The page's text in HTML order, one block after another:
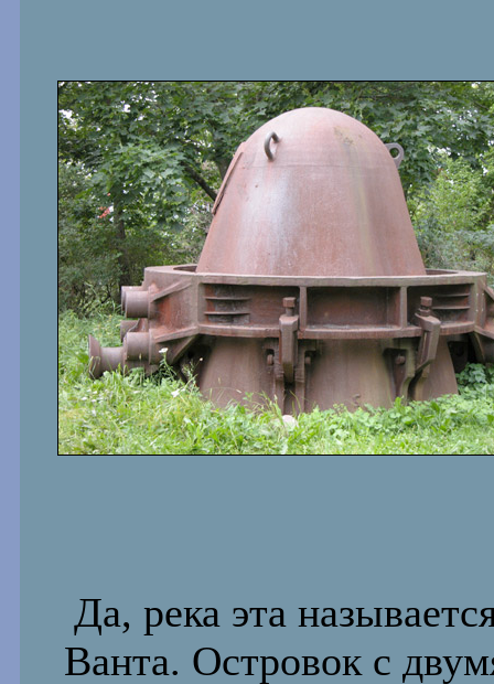
Да, река эта
Ванта. Островок с